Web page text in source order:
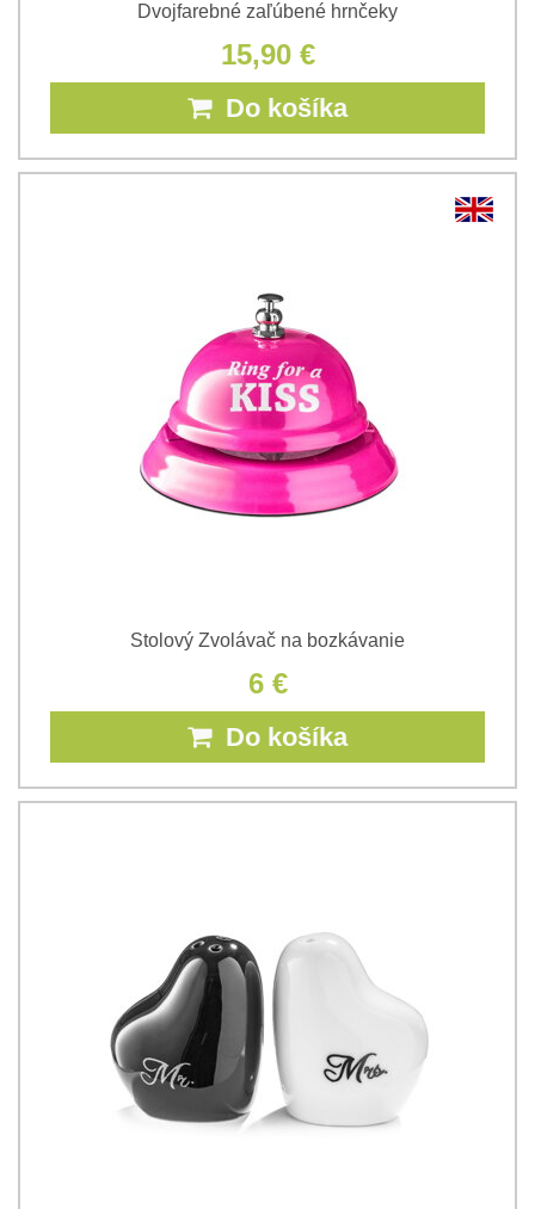
Dvojfarebné zaľúbené hrnčeky
15,90 €
Do košíka
Stolový Zvolávač na bozkávanie
6 €
Do košíka